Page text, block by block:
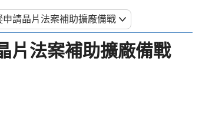
法案補助擴廠備戰